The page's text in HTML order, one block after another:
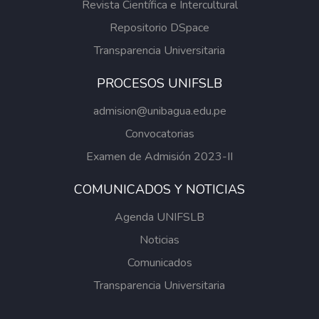
fortalecimiento de la salud pública en zonas
vulnerables de la Amazonía peruana.
Revista Científica e Intercultural
Repositorio DSpace
Transparencia Universitaria
PROCESOS UNIFSLB
admision@unibagua.edu.pe
Convocatorias
Examen de Admisión 2023-II
COMUNICADOS Y NOTICIAS
Agenda UNIFSLB
Noticias
Comunicados
Transparencia Universitaria